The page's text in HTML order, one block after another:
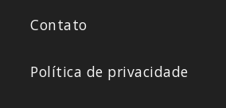
Contato
Política de privacidade